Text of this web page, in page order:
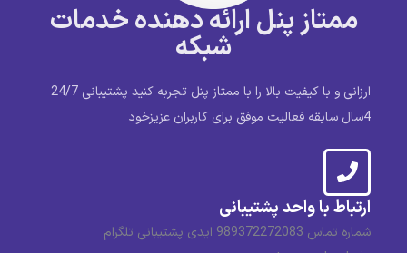
ممتاز پنل ارائه دهنده خدمات
شبکه
ارزانی و با کیفیت بالا را با ممتاز پنل تجربه کنید پشتیبانی 24/7
4سال سابقه فعالیت موفق برای کاربران عزیزخود
ارتباط با واحد پشتیبانی
شماره تماس 989372272083 ایدی پشتیبانی تلگرام